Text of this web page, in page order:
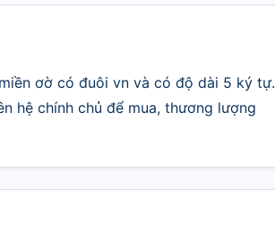
ơờ có đuôi vn và có độ dài 5 ký tự.
hệ chính chủ để mua, thương lượng